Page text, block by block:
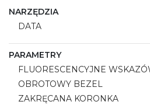
mierzenia czasu, niezależnie
NARZĘDZIA
DATA
PARAMETRY
FLUORESCENCYJNE
OBROTOWY BEZEL
ZAKRĘCANA KORONKA